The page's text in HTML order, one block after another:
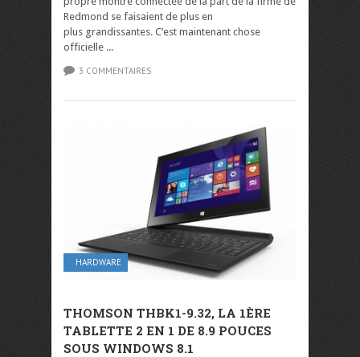
Redmond se faisaient de plus en
plus grandissantes. C’est maintenant chose
officielle ...
3 COMMENTAIRES
HARDWARE
THOMSON THBK1-9.32, LA 1ÈRE
TABLETTE 2 EN 1 DE 8.9 POUCES
SOUS WINDOWS 8.1